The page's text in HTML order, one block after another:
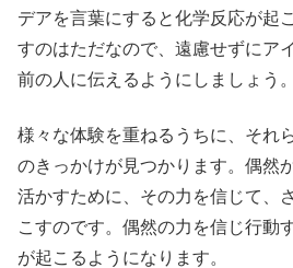
デアを言葉にすると化学反応が起
すのはただなので、遠慮せずにア
前の人に伝えるようにしましょう。
様々な体験を重ねるうちに、それ
のきっかけが見つかります。偶然
活かすために、その力を信じて、
こすのです。偶然の力を信じ行動
が起こるようになります。